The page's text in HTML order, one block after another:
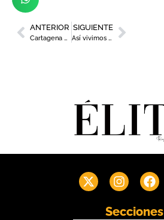
ANTERIOR
Cartagena encabeza la construcción de la planta Repsol de biocombustibles
SIGUIENTE
Así vivimos Élite Murcia Mujer 2022
Secciones